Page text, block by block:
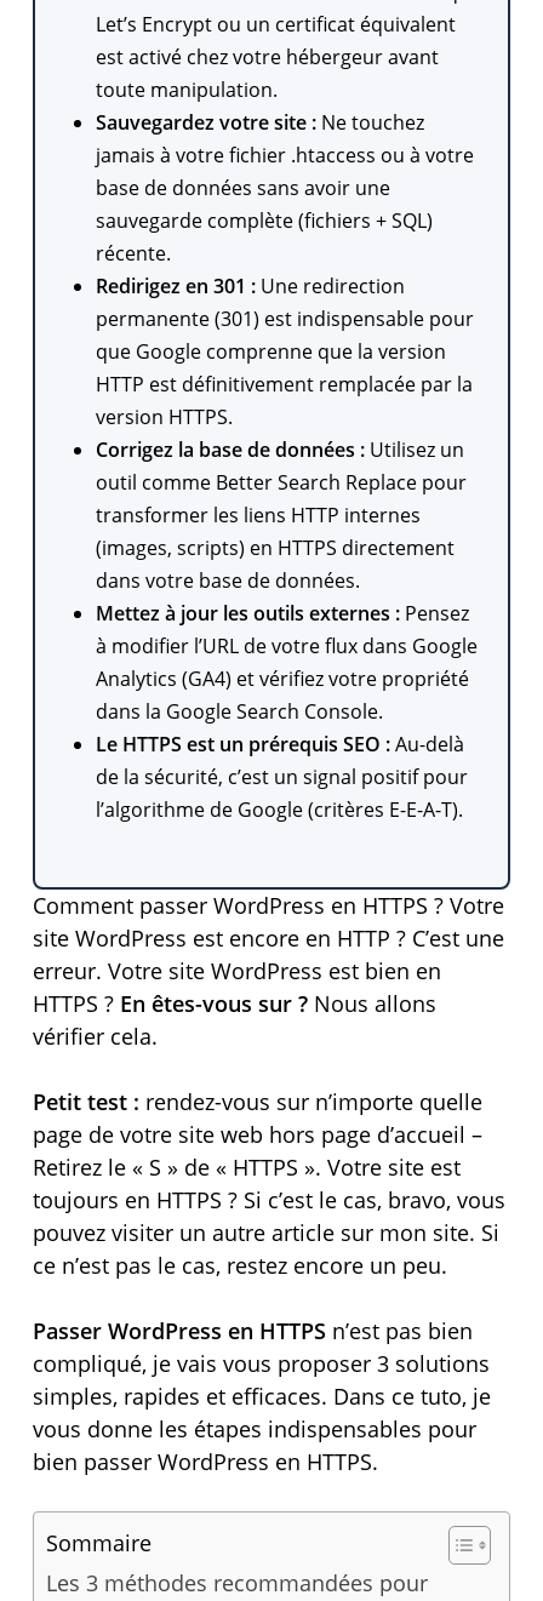
Let’s Encrypt ou un certificat équivalent
est activé chez votre hébergeur avant
toute manipulation.
Sauvegardez votre site :Ne touchez
jamais à votre fichier .htaccess ou à votre
base de données sans avoir une
sauvegarde complète (fichiers + SQL)
récente.
Redirigez en 301 :Une redirection
permanente (301) est indispensable pour
que Google comprenne que la version
HTTP est définitivement remplacée par la
version HTTPS.
Corrigez la base de données :Utilisez un
outil comme Better Search Replace pour
transformer les liens HTTP internes
(images, scripts) en HTTPS directement
dans votre base de données.
Mettez à jour les outils externes :Pensez
à modifier l’URL de votre flux dans Google
Analytics (GA4) et vérifiez votre propriété
dans la Google Search Console.
Le HTTPS est un prérequis SEO :Au-delà
de la sécurité, c’est un signal positif pour
l’algorithme de Google (critères E-E-A-T).
Comment passer WordPress en HTTPS ? Votre
site WordPress est encore en HTTP ? C’est une
erreur. Votre site WordPress est bien en
HTTPS ?En êtes-vous sur ? Nous allons
vérifier cela.
Petit test : rendez-vous sur n’importe quelle
page de votre site web hors page d’accueil –
Retirez le « S » de « HTTPS ». Votre site est
toujours en HTTPS ? Si c’est le cas, bravo, vous
pouvez visiter un autre article sur mon site. Si
ce n’est pas le cas, restez encore un peu.
Passer WordPress en HTTPS n’est pas bien
compliqué, je vais vous proposer 3 solutions
simples, rapides et efficaces. Dans ce tuto, je
vous donne les étapes indispensables pour
bien passer WordPress en HTTPS.
Sommaire
Les 3 méthodes recommandées pour